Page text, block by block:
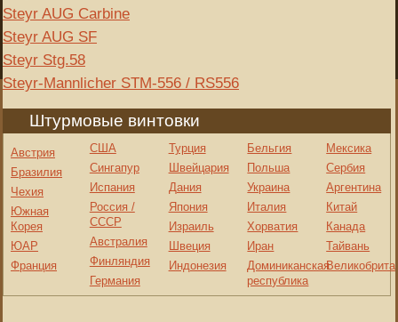
Steyr AUG Carbine
Steyr AUG SF
Steyr Stg.58
Steyr-Mannlicher STM-556 / RS556
Штурмовые винтовки
Австрия
Бразилия
Чехия
Южная
Корея
ЮАР
Франция
США
Сингапур
Испания
Россия /
СССР
Австралия
Финляндия
Германия
Турция
Швейцария
Дания
Япония
Израиль
Швеция
Индонезия
Бельгия
Польша
Украина
Италия
Хорватия
Иран
Доминиканская
республика
Мексика
Сербия
Аргентина
Китай
Канада
Тайвань